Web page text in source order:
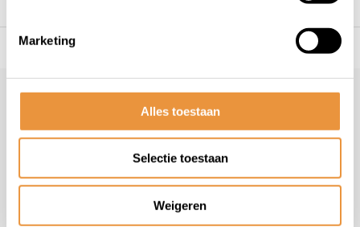
Marketing
Alles toestaan
Selectie toestaan
Weigeren
voor uw tweewieler Niet goed = geld
Veelgestelde vragen
+31 78 780 2330
info@artsloten.nl